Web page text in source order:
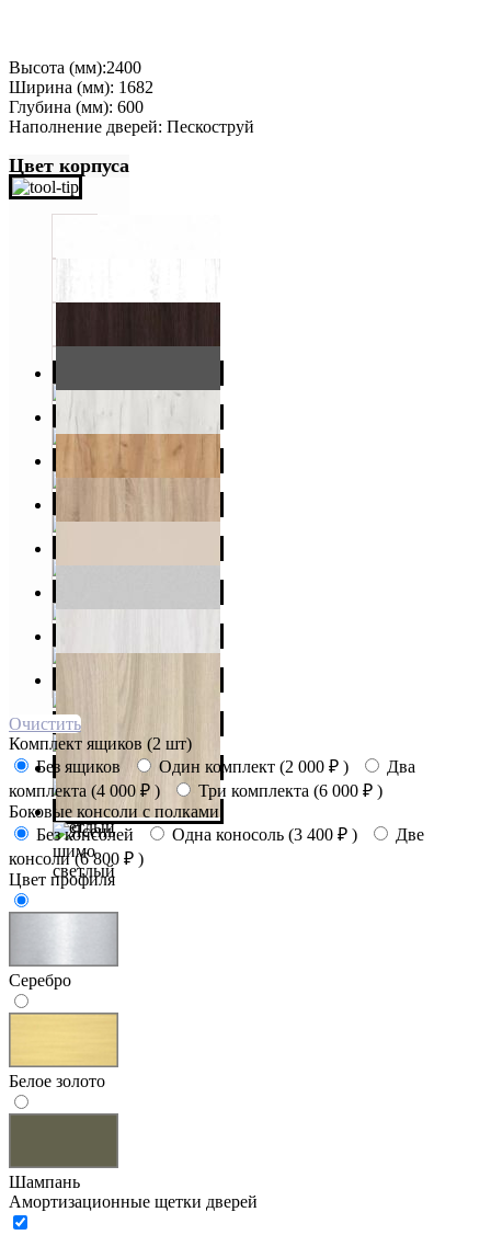
Высота (мм):2400
Ширина (мм): 1682
Глубина (мм): 600
Наполнение дверей: Пескоструй
Цвет корпуса
Очистить
Комплект ящиков (2 шт)
Без ящиков
Один комплект (2 000 ₽ )
Два
комплекта (4 000 ₽ ) Три комплекта (6 000 ₽ )
Боковые консоли с полками
Без консолей
Одна коносоль (3 400 ₽ )
Две
консоли (6 800 ₽ )
Цвет профиля
Серебро
Белое золото
Шампань
Амортизационные щетки дверей